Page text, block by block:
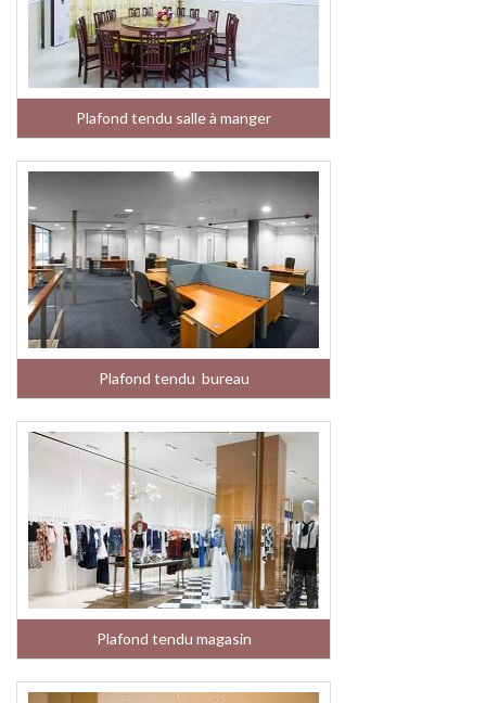
Plafond tendu salle à manger
Plafond tendu bureau
Plafond tendu magasin